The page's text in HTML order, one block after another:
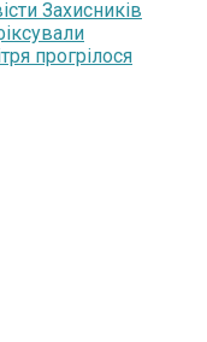
Захисників
прогрілося